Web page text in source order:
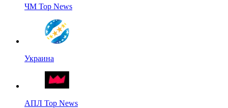
ЧМ Top News
Украина
АПЛ Top News